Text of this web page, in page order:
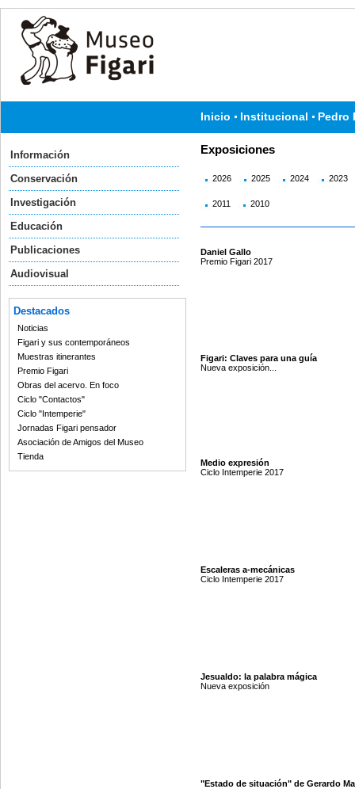
Inicio Institucional Pedro
Información
Conservación
Investigación
Educación
Publicaciones
Audiovisual
Destacados
Noticias
Figari y sus contemporáneos
Muestras itinerantes
Premio Figari
Obras del acervo. En foco
Ciclo "Contactos"
Ciclo "Intemperie"
Jornadas Figari pensador
Asociación de Amigos del Museo
Tienda
Exposiciones
2026 2025 2024 2023
2011 2010
Daniel Gallo
Premio Figari 2017
Figari: Claves para una guía
Nueva exposición...
Medio expresión
Ciclo Intemperie 2017
Escaleras a-mecánicas
Ciclo Intemperie 2017
Jesualdo: la palabra mágica
Nueva exposición
"Estado de situación" de Gerardo